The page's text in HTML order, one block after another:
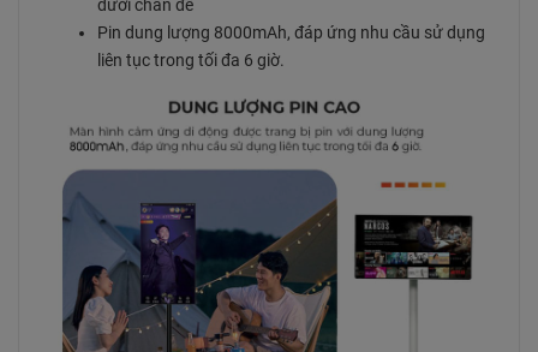
dưới chân đế
Pin dung lượng 8000mAh, đáp ứng nhu cầu sử dụng
liên tục trong tối đa 6 giờ.